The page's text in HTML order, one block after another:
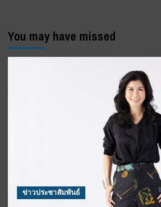
You may have missed
ข่าวประชาสัมพันธ์